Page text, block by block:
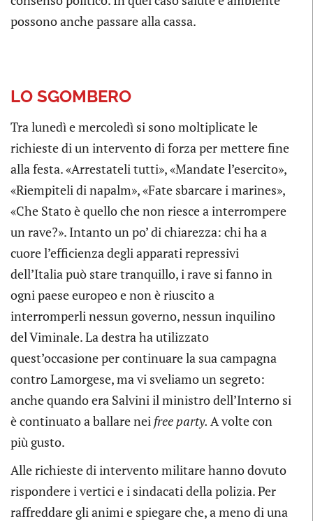
possono anche passare alla cassa.
LO SGOMBERO
Tra lunedì e mercoledì si sono moltiplicate le
richieste di un intervento di forza per mettere fine
alla festa. «Arrestateli tutti», «Mandate l’esercito»,
«Riempiteli di napalm», «Fate sbarcare i marines»,
«Che Stato è quello che non riesce a interrompere
un rave?». Intanto un po’ di chiarezza: chi ha a
cuore l’efficienza degli apparati repressivi
dell’Italia può stare tranquillo, i rave si fanno in
ogni paese europeo e non è riuscito a
interromperli nessun governo, nessun inquilino
del Viminale. La destra ha utilizzato
quest’occasione per continuare la sua campagna
contro Lamorgese, ma vi sveliamo un segreto:
anche quando era Salvini il ministro dell’Interno si
è continuato a ballare nei free party. A volte con
più gusto.
Alle richieste di intervento militare hanno dovuto
rispondere i vertici e i sindacati della polizia. Per
raffreddare gli animi e spiegare che, a meno di una